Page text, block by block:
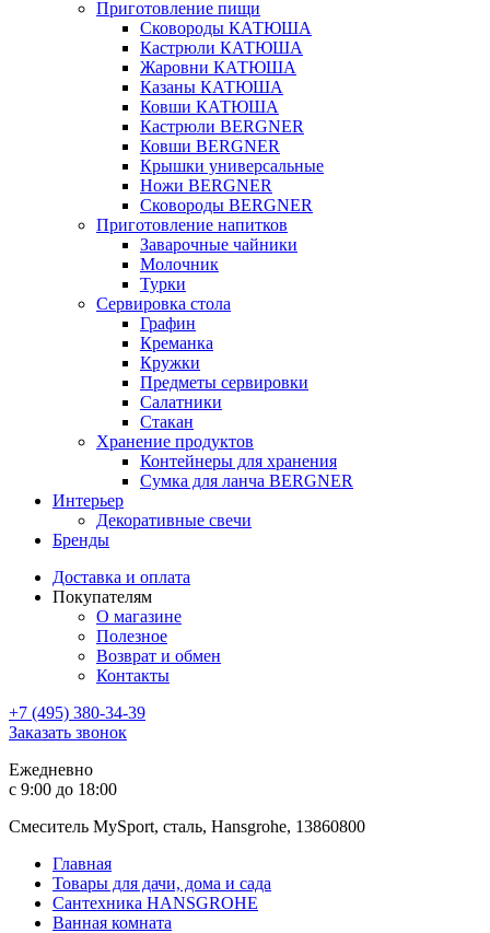
Приготовление пищи
Сковороды КАТЮША
Кастрюли КАТЮША
Жаровни КАТЮША
Казаны КАТЮША
Ковши КАТЮША
Кастрюли BERGNER
Ковши BERGNER
Крышки универсальные
Ножи BERGNER
Сковороды BERGNER
Приготовление напитков
Заварочные чайники
Молочник
Турки
Сервировка стола
Графин
Креманка
Кружки
Предметы сервировки
Салатники
Стакан
Хранение продуктов
Контейнеры для хранения
Сумка для ланча BERGNER
Интерьер
Декоративные свечи
Бренды
Доставка и оплата
Покупателям
О магазине
Полезное
Возврат и обмен
Контакты
+7 (495) 380-34-39
Заказать звонок
Ежедневно
с 9:00 до 18:00
Смеситель MySport, сталь, Hansgrohe, 13860800
Главная
Товары для дачи, дома и сада
Сантехника HANSGROHE
Ванная комната